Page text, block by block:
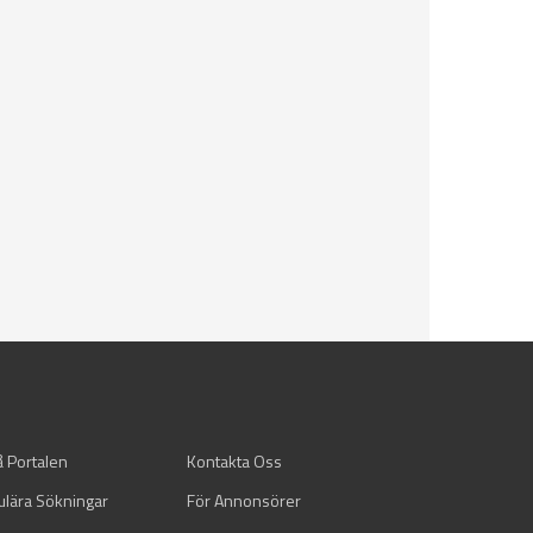
Portalen
Kontakta Oss
Sökningar
För Annonsörer